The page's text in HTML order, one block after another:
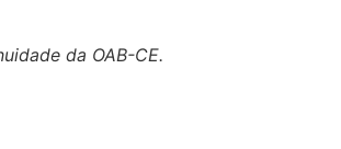
da OAB-CE.